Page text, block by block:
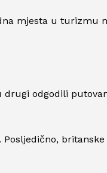
mjesta u turizmu
odgodili